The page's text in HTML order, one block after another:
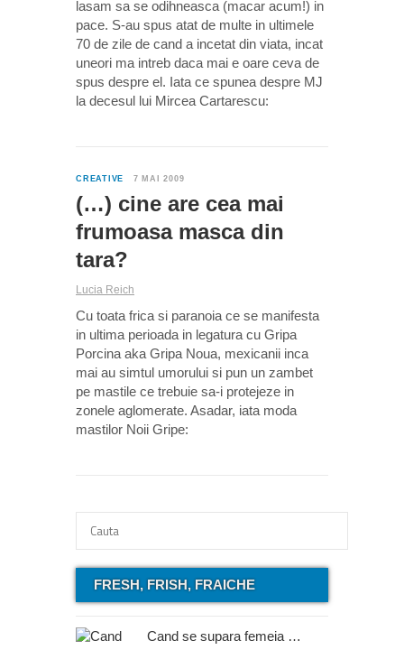
lasam sa se odihneasca (macar acum!) in
pace. S-au spus atat de multe in ultimele
70 de zile de cand a incetat din viata, incat
uneori ma intreb daca mai e oare ceva de
spus despre el. Iata ce spunea despre MJ
la decesul lui Mircea Cartarescu:
CREATIVE 7 MAI 2009
(…) cine are cea mai
frumoasa masca din
tara?
Lucia Reich
Cu toata frica si paranoia ce se manifesta
in ultima perioada in legatura cu Gripa
Porcina aka Gripa Noua, mexicanii inca
mai au simtul umorului si pun un zambet
pe mastile ce trebuie sa-i protejeze in
zonele aglomerate. Asadar, iata moda
mastilor Noii Gripe:
FRESH, FRISH, FRAICHE
Cand se supara femeia …